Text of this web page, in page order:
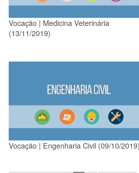
Vocação | Medicina Veterinária
(13/11/2019)
Vocação | Engenharia Civil (09/10/2019)